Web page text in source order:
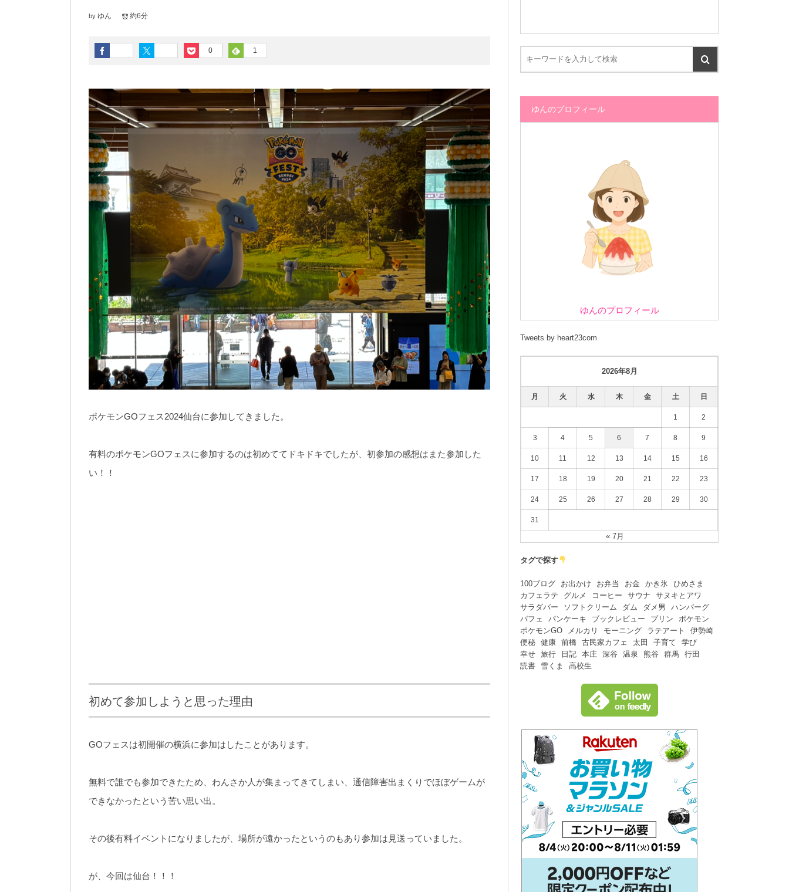
by ゆん 約6分
0 1
ポケモンGOフェス2024仙台に参加してきました。
有料のポケモンGOフェスに参加するのは初めててドキドキでしたが、初参加の感想はまた参加した
い！！
初めて参加しようと思った理由
GOフェスは初開催の横浜に参加はしたことがあります。
無料で誰でも参加できたため、わんさか人が集まってきてしまい、通信障害出まくりでほぼゲームが
できなかったという苦い思い出。
その後有料イベントになりましたが、場所が遠かったというのもあり参加は見送っていました。
が、今回は仙台！！！
ゆんのプロフィール
ゆんのプロフィール
Tweets by heart23com
2026年8月
月 火 水 木 金 土 日
1 2
3 4 5 6 7 8 9
10 11 12 13 14 15 16
17 18 19 20 21 22 23
24 25 26 27 28 29 30
31
« 7月
タグで探す
100ブログ お出かけ お弁当 お金 かき氷 ひめさま
カフェラテ
グルメ コーヒー サウナ
サヌキとアワ
サラダバー
ソフトクリーム ダム ダメ男
ハンバーグ
パフェ
パンケーキ ブックレビュー プリン
ポケモン
ポケモンGO
メルカリ モーニング ラテアート
伊勢崎
便秘 健康 前橋 古民家カフェ 太田 子育て
学び
幸せ 旅行 日記 本庄 深谷 温泉 熊谷 群馬 行田
読書
雪くま 高校生